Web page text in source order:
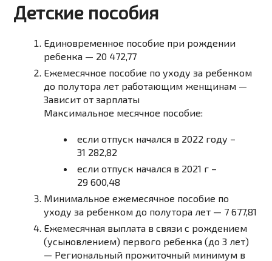
Детские пособия
Единовременное пособие при рождении
ребенка — 20 472,77
Ежемесячное пособие по уходу за ребенком
до полутора лет работающим женщинам —
Зависит от зарплаты
Максимальное месячное пособие:
если отпуск начался в 2022 году –
31 282,82
если отпуск начался в 2021 г –
29 600,48
Минимальное ежемесячное пособие по
уходу за ребенком до полутора лет — 7 677,81
Ежемесячная выплата в связи с рождением
(усыновлением) первого ребенка (до 3 лет)
— Региональный прожиточный минимум в